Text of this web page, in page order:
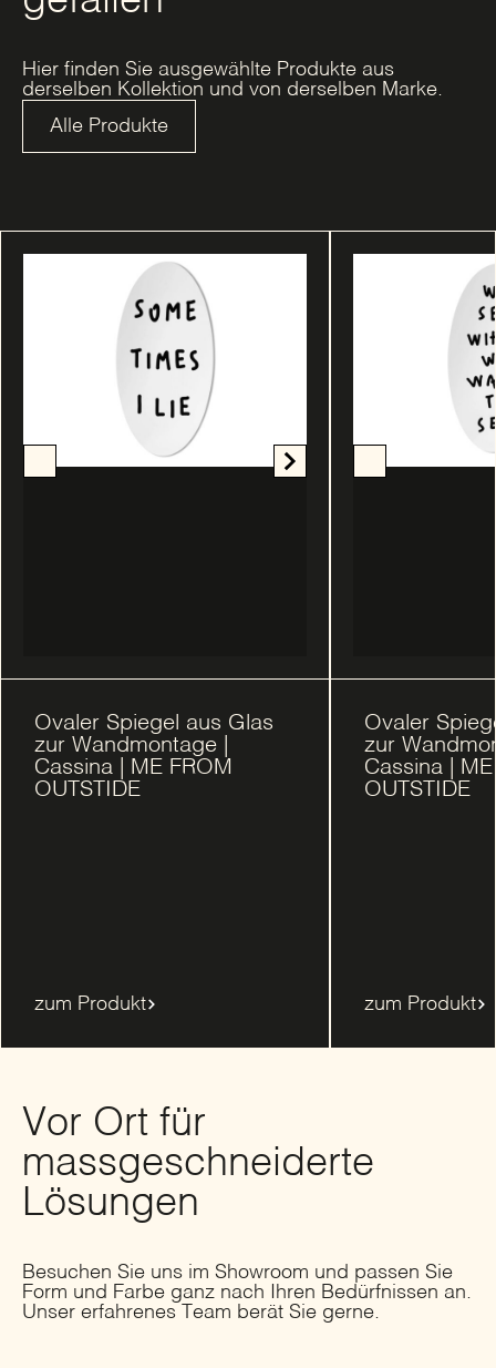
Hier finden Sie ausgewählte Produkte aus
derselben Kollektion und von derselben Marke.
Alle Produkte
Ovaler Spiegel aus Glas
zur Wandmontage |
Cassina | ME FROM
OUTSTIDE
zum Produkt
Ovaler
zur
Cassina |
OUTSTIDE
zum Produkt
Vor Ort für
massgeschneiderte
Lösungen
Besuchen Sie uns im Showroom und passen Sie
Form und Farbe ganz nach Ihren Bedürfnissen an.
Unser erfahrenes Team berät Sie gerne.